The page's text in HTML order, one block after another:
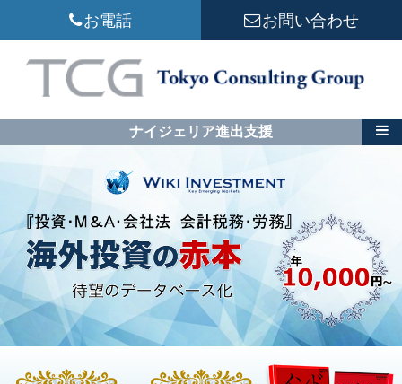
お電話 お問い合わせ
ナイジェリア進出支援